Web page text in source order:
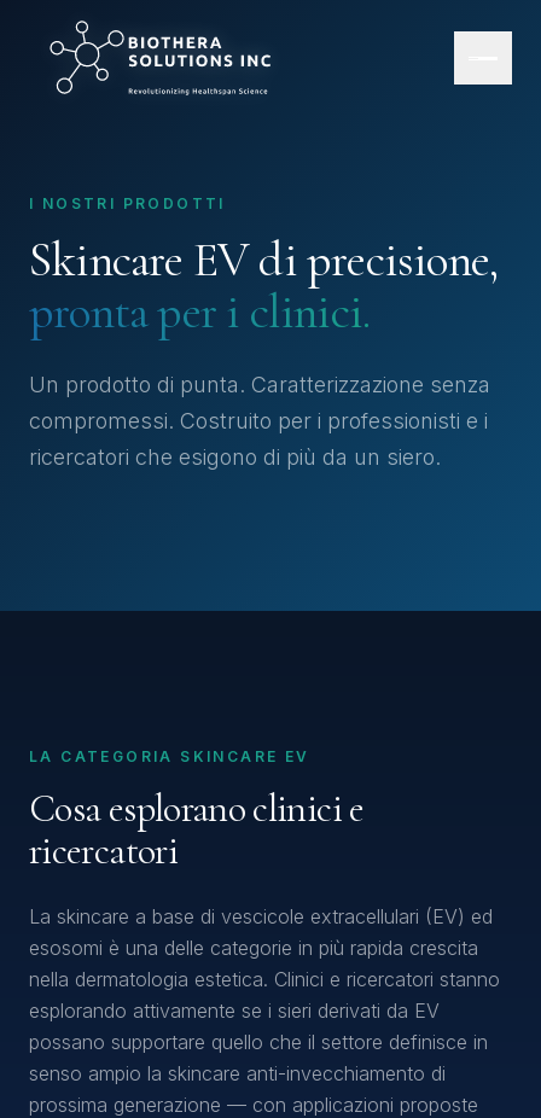
I NOSTRI PRODOTTI
Skincare EV di precisione,
pronta per i clinici.
Un prodotto di punta. Caratterizzazione senza
compromessi. Costruito per i professionisti e i
ricercatori che esigono di più da un siero.
LA CATEGORIA SKINCARE EV
Cosa esplorano clinici e
ricercatori
La skincare a base di vescicole extracellulari (EV) ed
esosomi è una delle categorie in più rapida crescita
nella dermatologia estetica. Clinici e ricercatori stanno
esplorando attivamente se i sieri derivati da EV
possano supportare quello che il settore definisce in
senso ampio la skincare anti-invecchiamento di
prossima generazione — con applicazioni proposte